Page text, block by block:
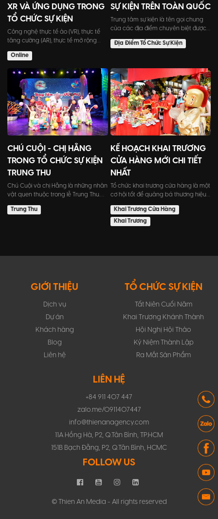
XR VÀ ỨNG DỤNG TRONG
TỔ CHỨC SỰ KIỆN
Công nghệ thực tế ảo (VR), thực tế
tăng cường (AR), thực tế mở rộng
Online
SỰ KIỆN TRÊN TOÀN QUỐC
Trung tâm sự kiện là tên gọi chung
của các địa điểm chuyên biệt được
Địa Điểm Tổ Chức Sự Kiện
CHÚ CUỘI - CHỊ HẰNG
TRONG TỔ CHỨC SỰ KIỆN
TRUNG THU
Chú Cuội và chị Hằng là những nhân
vật quen thuộc trong lễ Trung Thu.
Trung Thu
KẾ HOẠCH KHAI TRƯƠNG
CỬA HÀNG MỚI CHI TIẾT
NHẤT
Tổ chức khai trương cửa hàng là một
cơ hội tốt để quảng bá thương hiệu,
Khai Trương Cửa Hàng
Khai Trương
GIỚI THIỆU
Dịch vụ
Dự án
Khách hàng
Blog
Liên hệ
TỔ CHỨC SỰ KIỆN
Tất Niên Cuối Năm
Khai Trương Khánh Thành
Hội Nghị Hội Thảo
Kỷ Niệm Thành Lập
Ra Mắt Sản Phẩm
LIÊN HỆ
+84 911 407 447
zalo.me/0911407447
info@thienanagency.com
11A Hồng Hà, P2, Q.Tân Bình, TP.HCM
151B Bạch Đằng, P2, Q.Tân Bình, HCMC
FOLLOW US
© Thien An Media - All rights reserved